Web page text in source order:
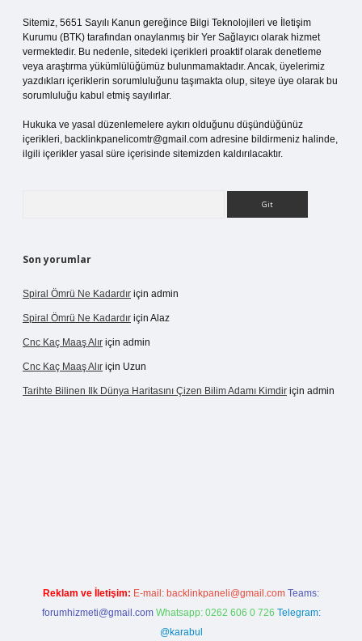
Sitemiz, 5651 Sayılı Kanun gereğince Bilgi Teknolojileri ve İletişim
Kurumu (BTK) tarafından onaylanmış bir Yer Sağlayıcı olarak hizmet
vermektedir. Bu nedenle, sitedeki içerikleri proaktif olarak denetleme
veya araştırma yükümlülüğümüz bulunmamaktadır. Ancak, üyelerimiz
yazdıkları içeriklerin sorumluluğunu taşımakta olup, siteye üye olarak bu
sorumluluğu kabul etmiş sayılırlar.
Hukuka ve yasal düzenlemelere aykırı olduğunu düşündüğünüz
içerikleri, backlinkpanelicomtr@gmail.com adresine bildirmeniz halinde,
ilgili içerikler yasal süre içerisinde sitemizden kaldırılacaktır.
Son yorumlar
Spiral Ömrü Ne Kadardır için admin
Spiral Ömrü Ne Kadardır için Alaz
Cnc Kaç Maaş Alır için admin
Cnc Kaç Maaş Alır için Uzun
Tarihte Bilinen Ilk Dünya Haritasını Çizen Bilim Adamı Kimdir için admin
Reklam ve İletişim: E-mail: backlinkpaneli@gmail.com Teams:
forumhizmeti@gmail.com Whatsapp: 0262 606 0 726 Telegram:
@karabul